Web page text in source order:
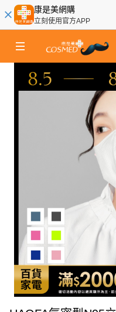
康是美網購
立刻使用官方APP